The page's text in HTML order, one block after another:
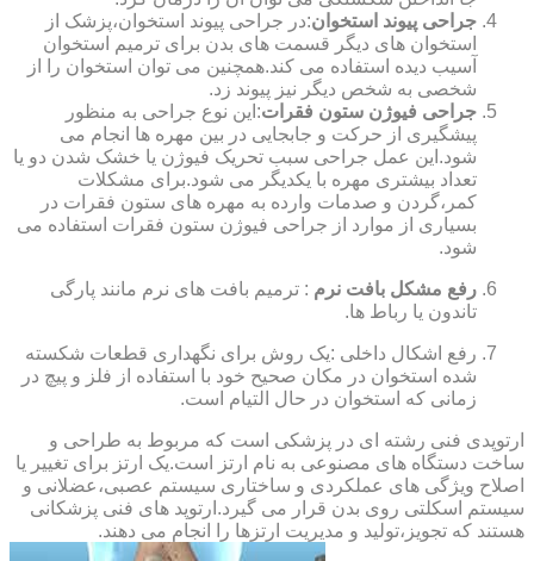
جراحی پیوند استخوان:در جراحی پیوند استخوان،پزشک از
استخوان های دیگر قسمت های بدن برای ترمیم استخوان
آسیب دیده استفاده می کند.همچنین می توان استخوان را از
شخصی به شخص دیگر نیز پیوند زد.
جراحی فیوژن ستون فقرات:این نوع جراحی به منظور
پیشگیری از حرکت و جابجایی در بین مهره ها انجام می
شود.این عمل جراحی سبب تحریک فیوژن یا خشک شدن دو یا
تعداد بیشتری مهره با یکدیگر می شود.برای مشکلات
کمر،گردن و صدمات وارده به مهره های ستون فقرات در
بسیاری از موارد از جراحی فیوژن ستون فقرات استفاده می
شود.
رفع مشکل بافت نرم : ترمیم بافت های نرم مانند پارگی
تاندون یا رباط ها.
رفع اشکال داخلی :یک روش برای نگهداری قطعات شکسته
شده استخوان در مکان صحیح خود با استفاده از فلز و پیچ در
زمانی که استخوان در حال التیام است.
ارتوپدی فنی رشته ای در پزشکی است که مربوط به طراحی و
ساخت دستگاه های مصنوعی به نام ارتز است.یک ارتز برای تغییر یا
اصلاح ویژگی های عملکردی و ساختاری سیستم عصبی،عضلانی و
سیستم اسکلتی روی بدن قرار می گیرد.ارتوپد های فنی پزشکانی
هستند که تجویز،تولید و مدیریت ارتزها را انجام می دهند.